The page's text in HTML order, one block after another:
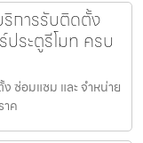
ริการรับติดตั้ง
ประตูรีโมท ครบ
ซ่อมแซม และ จำหน่าย
าค